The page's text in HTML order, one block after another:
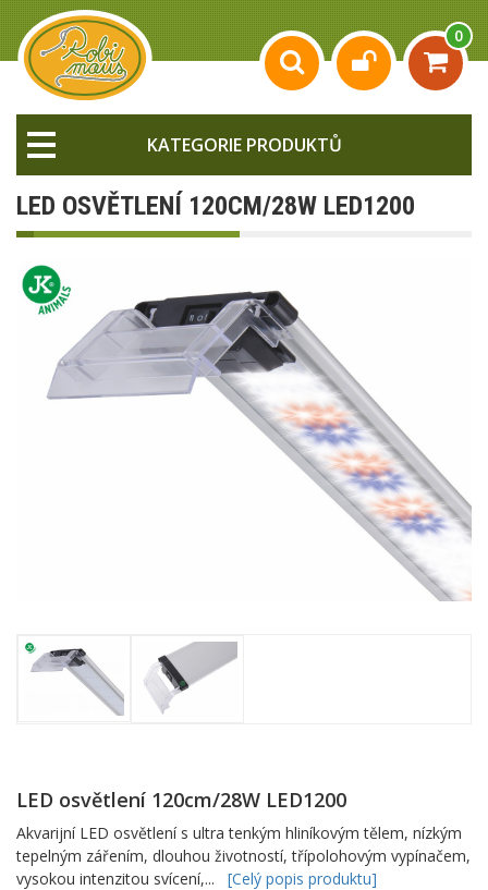
0
KATEGORIE PRODUKTŮ
LED OSVĚTLENÍ 120CM/28W LED1200
LED osvětlení 120cm/28W LED1200
Akvarijní LED osvětlení s ultra tenkým hliníkovým tělem, nízkým
tepelným zářením, dlouhou životností, třípolohovým vypínačem,
vysokou intenzitou svícení,...
[Celý popis produktu]